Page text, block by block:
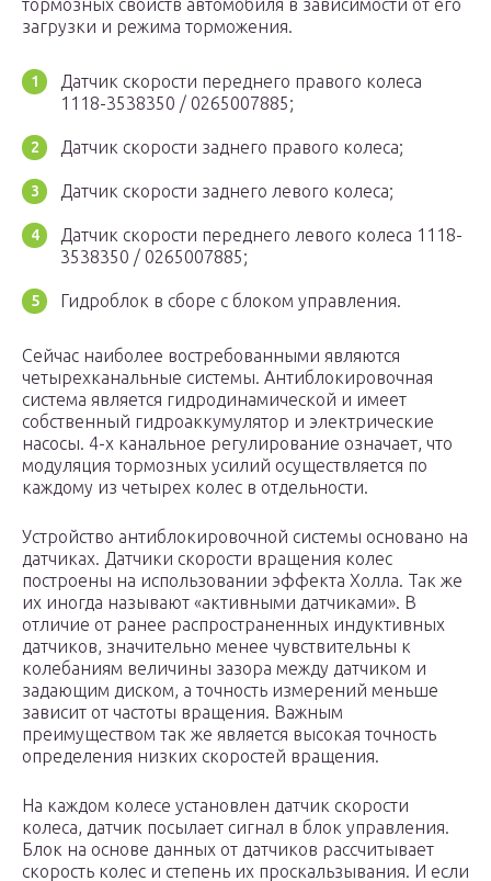
тормозных свойств автомобиля в зависимости от его
загрузки и режима торможения.
Датчик скорости переднего правого колеса
1118-3538350 / 0265007885;
Датчик скорости заднего правого колеса;
Датчик скорости заднего левого колеса;
Датчик скорости переднего левого колеса 1118-
3538350 / 0265007885;
Гидроблок в сборе с блоком управления.
Сейчас наиболее востребованными являются
четырехканальные системы. Антиблокировочная
система является гидродинамической и имеет
собственный гидроаккумулятор и электрические
насосы. 4-х канальное регулирование означает, что
модуляция тормозных усилий осуществляется по
каждому из четырех колес в отдельности.
Устройство антиблокировочной системы основано на
датчиках. Датчики скорости вращения колес
построены на использовании эффекта Холла. Так же
их иногда называют «активными датчиками». В
отличие от ранее распространенных индуктивных
датчиков, значительно менее чувствительны к
колебаниям величины зазора между датчиком и
задающим диском, а точность измерений меньше
зависит от частоты вращения. Важным
преимуществом так же является высокая точность
определения низких скоростей вращения.
На каждом колесе установлен датчик скорости
колеса, датчик посылает сигнал в блок управления.
Блок на основе данных от датчиков рассчитывает
скорость колес и степень их проскальзывания. И если